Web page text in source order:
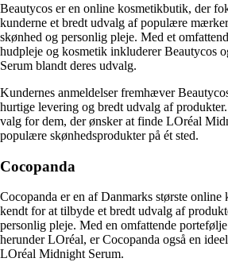
Beautycos er en online kosmetikbutik, der
kunderne et bredt udvalg af populære
skønhed og personlig pleje. Med et
hudpleje og kosmetik inkluderer Beautycos
Serum blandt deres udvalg.
Kundernes anmeldelser fremhæver
hurtige levering og bredt udvalg af
valg for dem, der ønsker at finde LOréal
populære skønhedsprodukter på ét sted.
Cocopanda
Cocopanda er en af Danmarks største
kendt for at tilbyde et bredt udvalg af
personlig pleje. Med en omfattende
herunder LOréal, er Cocopanda også en
LOréal Midnight Serum.